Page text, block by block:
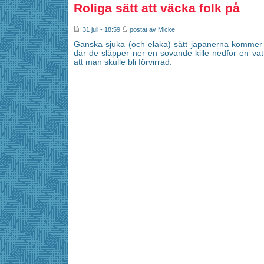
Roliga sätt att väcka folk på
31 juli - 18:59 postat av Micke
Ganska sjuka (och elaka) sätt japanerna
där de släpper ner en sovande kille nedför en
att man skulle bli förvirrad.